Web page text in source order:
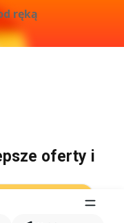
ręką
oferty i